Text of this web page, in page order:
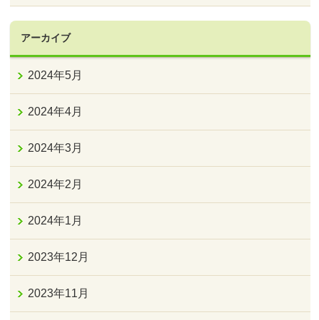
アーカイブ
2024年5月
2024年4月
2024年3月
2024年2月
2024年1月
2023年12月
2023年11月